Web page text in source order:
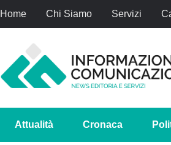
Home Chi Siamo Servizi
Attualità Cronaca